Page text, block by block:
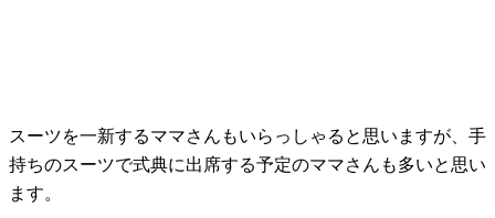
スーツを一新するママさんもいらっしゃると思いますが、手
持ちのスーツで式典に出席する予定のママさんも多いと思い
ます。